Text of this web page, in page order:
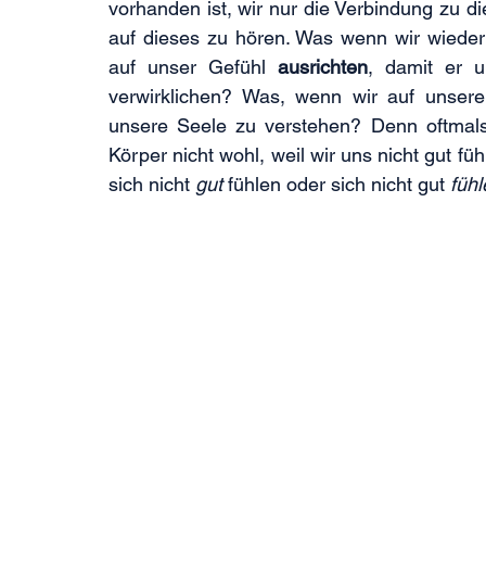
vorhanden ist, wir nur die Verbindung zu
auf dieses zu hören. Was wenn wir
auf unser Gefühl ausrichten, damit er
verwirklichen? Was, wenn wir auf
unsere Seele zu verstehen? Denn
Körper nicht wohl, weil wir uns nicht gut
sich nicht gut fühlen oder sich nicht gut